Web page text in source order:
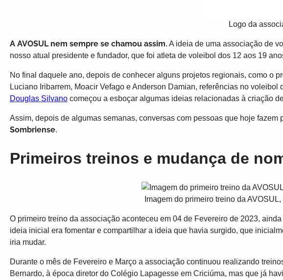
Logo da
A AVOSUL nem sempre se chamou assim. A ideia de uma associação de
nosso atual presidente e fundador, que foi atleta de voleibol dos 12 aos 19
No final daquele ano, depois de conhecer alguns projetos regionais, como o
Luciano Iribarrem, Moacir Vefago e Anderson Damian, referências no
Douglas Silvano começou a esboçar algumas ideias relacionadas à criação
Assim, depois de algumas semanas, conversas com pessoas que hoje fazem
Sombriense.
Primeiros treinos e mudança de
Imagem do primeiro treino da
O primeiro treino da associação aconteceu em 04 de Fevereiro de 2023,
ideia inicial era fomentar e compartilhar a ideia que havia surgido, que
iria mudar.
Durante o mês de Fevereiro e Março a associação continuou realizando
Bernardo, à época diretor do Colégio Lapagesse em Criciúma, mas que já